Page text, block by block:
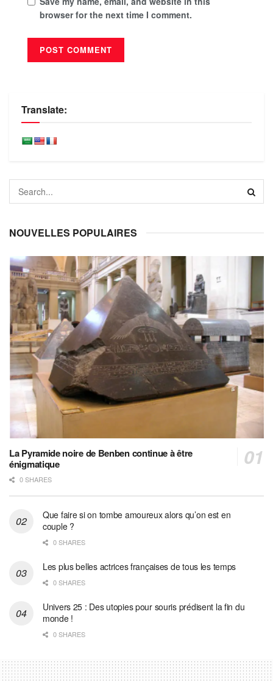
browser for the next time I comment.
Translate:
NOUVELLES POPULAIRES
La Pyramide noire de Benben continue à être
énigmatique
0 SHARES
Que faire si on tombe amoureux alors qu’on est en
couple ?
0 SHARES
Les plus belles actrices françaises de tous les temps
0 SHARES
Univers 25 : Des utopies pour souris prédisent la fin du
monde !
0 SHARES